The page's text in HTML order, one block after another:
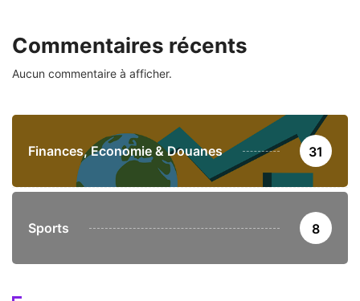
Commentaires récents
Aucun commentaire à afficher.
Finances, Economie & Douanes 31
Sports 8